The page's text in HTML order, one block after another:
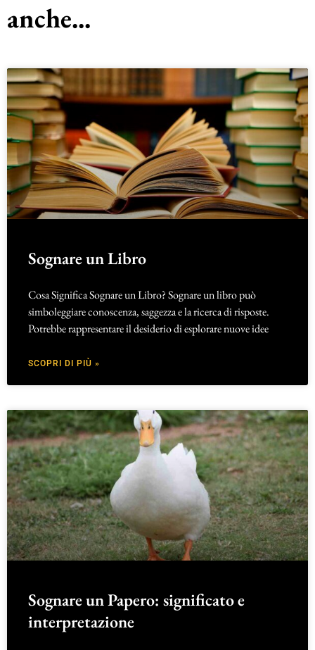
anche...
Sognare un Libro
Cosa Significa Sognare un Libro? Sognare un libro può
simboleggiare conoscenza, saggezza e la ricerca di risposte.
Potrebbe rappresentare il desiderio di esplorare nuove idee
SCOPRI DI PIÙ »
Sognare un Papero: significato e
interpretazione